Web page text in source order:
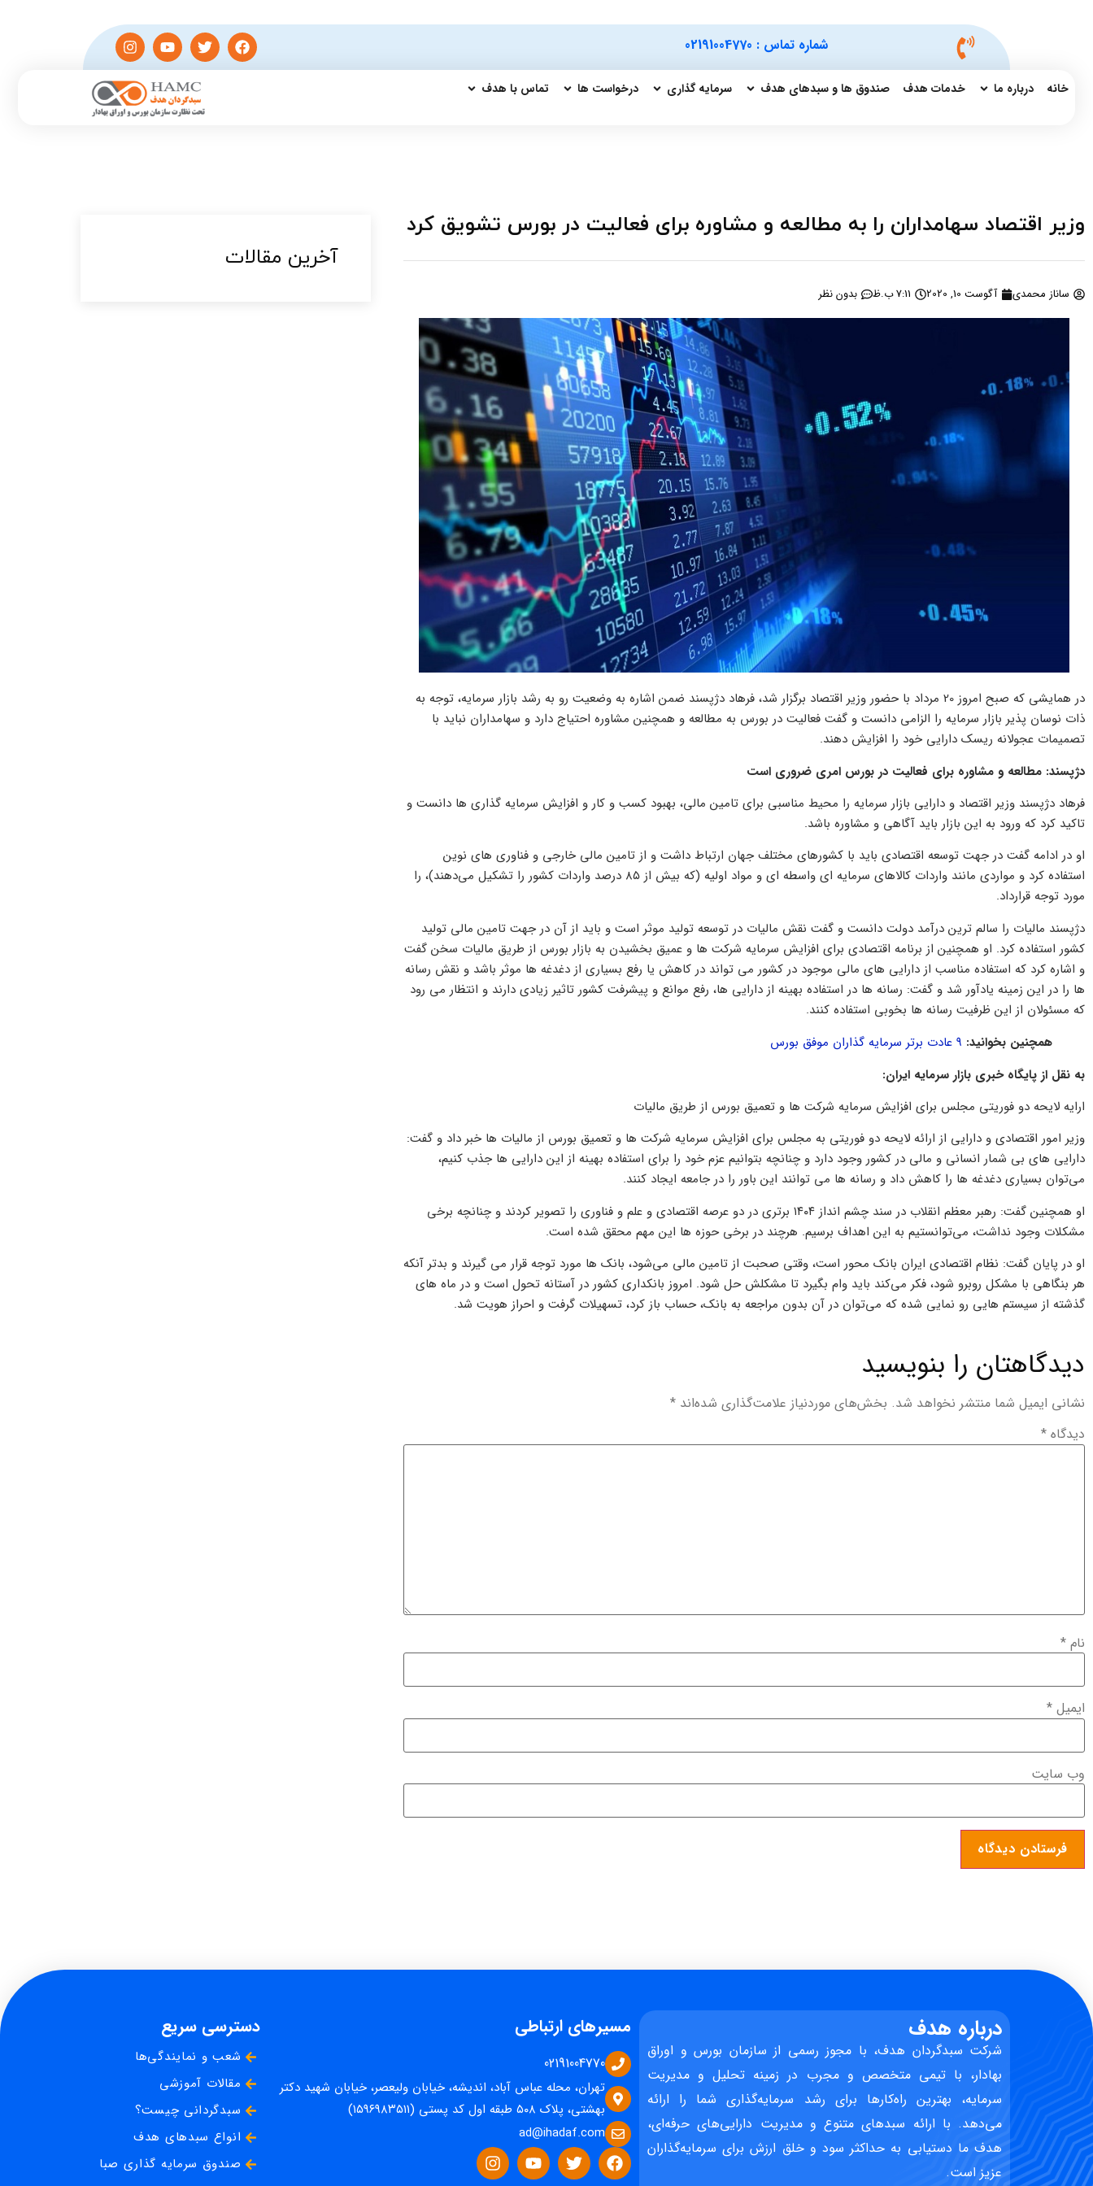
شماره تماس : 02191004770
خانه درباره ما خدمات هدف صندوق ها و سبدهای هدف سرمایه گذاری درخواست ها تماس با هدف
وزیر اقتصاد سهامداران را به مطالعه و مشاوره برای فعالیت در بورس تشویق کرد
ساناز محمدی آگوست 10, 2020 7:11 ب.ظ بدون نظر
در همایشی که صبح امروز 20 مرداد با حضور وزیر اقتصاد برگزار شد، فرهاد دژپسند ضمن اشاره به وضعیت رو به رشد بازار سرمایه، توجه به
ذات نوسان پذیر بازار سرمایه را الزامی دانست و گفت فعالیت در بورس به مطالعه و همچنین مشاوره احتیاج دارد و سهامداران نباید با
تصمیمات عجولانه ریسک دارایی خود را افزایش دهند.
دژپسند: مطالعه و مشاوره برای فعالیت در بورس امری ضروری است
فرهاد دژپسند وزیر اقتصاد و دارایی بازار سرمایه را محیط مناسبی برای تامین مالی، بهبود کسب و کار و افزایش سرمایه گذاری ها دانست و
تاکید کرد که ورود به این بازار باید آگاهی و مشاوره باشد.
او در ادامه گفت در جهت توسعه اقتصادی باید با کشورهای مختلف جهان ارتباط داشت و از تامین مالی خارجی و فناوری های نوین
استفاده کرد و مواردی مانند واردات کالاهای سرمایه ‌ای واسطه ‌ای و مواد اولیه (که بیش از ۸۵ درصد واردات کشور را تشکیل می‌دهند)، را
مورد توجه قرارداد.
دژپسند مالیات را سالم ترین درآمد دولت دانست و گفت نقش مالیات در توسعه تولید موثر است و باید از آن در جهت تامین مالی تولید
کشور استفاده کرد. او همچنین از برنامه اقتصادی برای افزایش سرمایه شرکت ها و عمیق بخشیدن به بازار بورس از طریق مالیات سخن گفت
و اشاره کرد که استفاده مناسب از دارایی های مالی موجود در کشور می تواند در کاهش یا رفع بسیاری از دغدغه ها موثر باشد و نقش رسانه
ها را در این زمینه یادآور شد و گفت: رسانه ها در استفاده بهینه از دارایی ها، رفع موانع و پیشرفت کشور تاثیر زیادی دارند و انتظار می رود
که مسئولان از این ظرفیت رسانه ها بخوبی استفاده کنند.
همچنین بخوانید: ۹ عادت برتر سرمایه گذاران موفق بورس
به نقل از پایگاه خبری بازار سرمایه ایران:
ارایه لایحه دو فوریتی مجلس برای افزایش سرمایه شرکت ‌ها و تعمیق بورس از طریق مالیات
وزیر امور اقتصادی و دارایی از ارائه لایحه دو فوریتی به مجلس برای افزایش سرمایه شرکت ‌ها و تعمیق بورس از مالیات ها خبر داد و گفت:
دارایی ‌های بی شمار انسانی و مالی در کشور وجود دارد و چنانچه بتوانیم عزم خود را برای استفاده بهینه از این دارایی ‌ها جذب کنیم،
می‌توان بسیاری دغدغه ها را کاهش داد و رسانه ها می توانند این باور را در جامعه ایجاد کنند.
او همچنین گفت: رهبر معظم انقلاب در سند چشم انداز ۱۴۰۴ برتری در دو عرصه اقتصادی و علم و فناوری را تصویر کردند و چنانچه برخی
مشکلات وجود نداشت، می‌توانستیم به این اهداف برسیم. هرچند در برخی حوزه ها این مهم محقق شده است.
او در پایان گفت: نظام اقتصادی ایران بانک محور است، وقتی صحبت از تامین مالی می‌شود، بانک‌ ها مورد توجه قرار می گیرند و بدتر آنکه
هر بنگاهی با مشکل روبرو ‌شود، فکر می‌کند باید وام بگیرد تا مشکلش حل شود. امروز بانکداری کشور در آستانه تحول است و در ماه‌ های
گذشته از سیستم ‌هایی رو نمایی شده که می‌توان در آن بدون مراجعه به بانک، حساب باز کرد، تسهیلات گرفت و احراز هویت شد.
دیدگاهتان را بنویسید
نشانی ایمیل شما منتشر نخواهد شد. بخش‌های موردنیاز علامت‌گذاری شده‌اند *
دیدگاه *
نام *
ایمیل *
وب‌ سایت
آخرین مقالات​
درباره هدف
شرکت سبدگردان هدف، با مجوز رسمی از سازمان بورس و اوراق
بهادار، با تیمی متخصص و مجرب در زمینه تحلیل و مدیریت
سرمایه، بهترین راه‌کارها برای رشد سرمایه‌گذاری شما را ارائه
می‌دهد. با ارائه سبدهای متنوع و مدیریت دارایی‌های حرفه‌ای،
هدف ما دستیابی به حداکثر سود و خلق ارزش برای سرمایه‌گذاران
عزیز است.
مسیرهای ارتباطی
02191004770
تهران، محله عباس آباد، اندیشه، خیابان ولیعصر، خیابان شهید دکتر
بهشتی، پلاک ۵۰۸ طبقه اول کد پستی (۱۵۹۶۹۸۳۵۱۱)
ad@ihadaf.com
دسترسی سریع
شعب و نمایندگی‌ها
مقالات آموزشی
سبدگردانی چیست؟
انواع سبدهای هدف
صندوق سرمایه گذاری صبا